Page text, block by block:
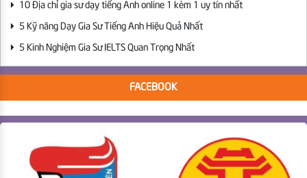
10 Địa chỉ gia sư dạy tiếng Anh online 1 kèm 1 uy tín nhất
5 Kỹ năng Dạy Gia Sư Tiếng Anh Hiệu Quả Nhất
5 Kinh Nghiệm Gia Sư IELTS Quan Trọng Nhất
FACEBOOK